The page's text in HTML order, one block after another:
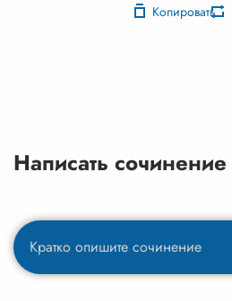
Копировать
Написать сочинение